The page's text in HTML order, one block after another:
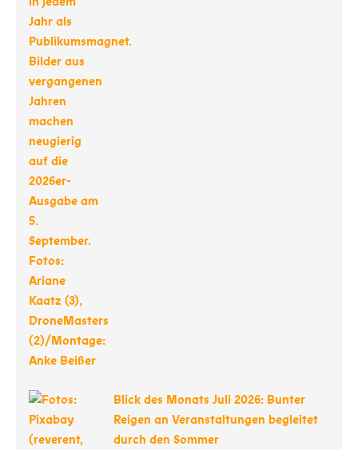
Blick des Monats Juli 2026: Bunter
Reigen an Veranstaltungen begleitet
durch den Sommer